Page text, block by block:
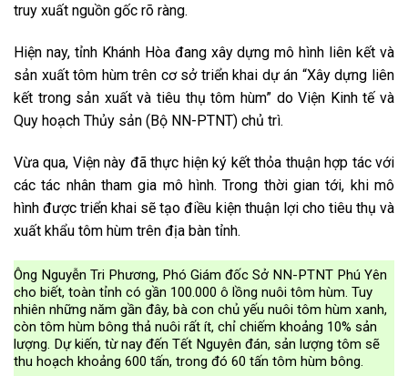
truy xuất nguồn gốc rõ ràng.
Hiện nay, tỉnh Khánh Hòa đang xây dựng mô hình liên kết và
sản xuất tôm hùm trên cơ sở triển khai dự án “Xây dựng liên
kết trong sản xuất và tiêu thụ tôm hùm” do Viện Kinh tế và
Quy hoạch Thủy sản (Bộ NN-PTNT) chủ trì.
Vừa qua, Viện này đã thực hiện ký kết thỏa thuận hợp tác với
các tác nhân tham gia mô hình. Trong thời gian tới, khi mô
hình được triển khai sẽ tạo điều kiện thuận lợi cho tiêu thụ và
xuất khẩu tôm hùm trên địa bàn tỉnh.
Ông Nguyễn Tri Phương, Phó Giám đốc Sở NN-PTNT Phú Yên
cho biết, toàn tỉnh có gần 100.000 ô lồng nuôi tôm hùm. Tuy
nhiên những năm gần đây, bà con chủ yếu nuôi tôm hùm xanh,
còn tôm hùm bông thả nuôi rất ít, chỉ chiếm khoảng 10% sản
lượng. Dự kiến, từ nay đến Tết Nguyên đán, sản lượng tôm sẽ
thu hoạch khoảng 600 tấn, trong đó 60 tấn tôm hùm bông.